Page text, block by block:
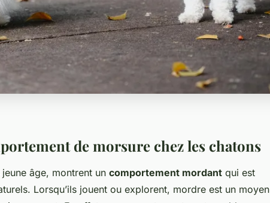
de morsure chez les chatons
âge, montrent un comportement mordant qui est
Lorsqu’ils jouent ou explorent, mordre est un moyen